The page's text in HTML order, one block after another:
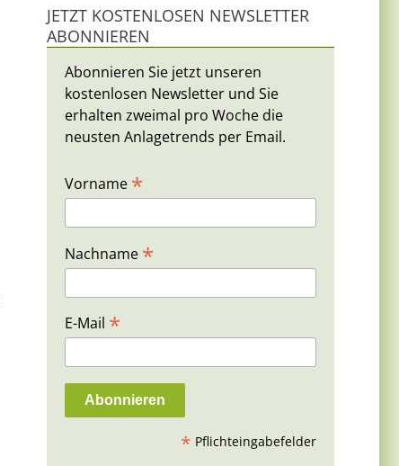
JETZT KOSTENLOSEN NEWSLETTER
ABONNIEREN
Abonnieren Sie jetzt unseren
kostenlosen Newsletter und Sie
erhalten zweimal pro Woche die
neusten Anlagetrends per Email.
Vorname *
Nachname *
E-Mail *
* Pflichteingabefelder